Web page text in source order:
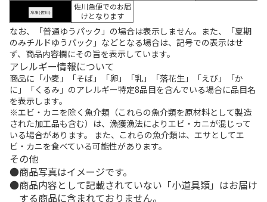
佐川急便でのお届
けとなります
なお、「普通ゆうパック」の場合は表示しません。また、「夏期
のみチルドゆうパック」などとなる場合は、記号での表示はせ
ず、商品内容欄にその旨を表示しています。
アレルギー情報について
商品に「小麦」「そば」「卵」「乳」「落花生」「えび」「か
に」「くるみ」のアレルギー特定8品目を含んでいる場合に品目名
を表示します。
※エビ・カニを除く魚介類（これらの魚介類を原材料として製造
された加工品も含む）は、漁獲漁法によりエビ・カニが混じって
いる場合があります。 また、これらの魚介類は、エサとしてエ
ビ・カニを食べている可能性があります。
その他
商品写真はイメージです。
商品内容として記載されていない「小道具類」はお届け
する商品に含まれておりません。